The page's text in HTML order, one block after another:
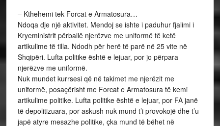
– Kthehemi tek Forcat e Armatosura…
Ndoqa dje një aktivitet. Mendoj se ishte i paduhur fjalimi i
Kryeministrit përballë njerëzve me uniformë të ketë
artikulime të tilla. Ndodh për herë të parë në 25 vite në
Shqipëri. Lufta politike është e lejuar, por jo përpara
njerëzve me uniformë.
Nuk mundet kurrsesi që në takimet me njerëzit me
uniformë, posaçërisht me Forcat e Armatosura të kemi
artikulime politike. Lufta politike është e lejuar, por FA janë
të depolitizuara, por askush nuk mund t’i provokojë dhe t’u
japë atyre mesazhe politike, çka mund të bëhet në